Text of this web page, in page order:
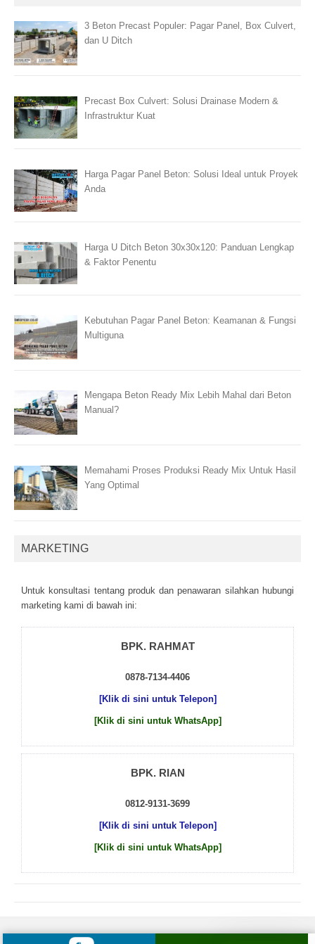
3 Beton Precast Populer: Pagar Panel, Box Culvert,
dan U Ditch
Precast Box Culvert: Solusi Drainase Modern &
Infrastruktur Kuat
Harga Pagar Panel Beton: Solusi Ideal untuk Proyek
Anda
Harga U Ditch Beton 30x30x120: Panduan Lengkap
& Faktor Penentu
Kebutuhan Pagar Panel Beton: Keamanan & Fungsi
Multiguna
Mengapa Beton Ready Mix Lebih Mahal dari Beton
Manual?
Memahami Proses Produksi Ready Mix Untuk Hasil
Yang Optimal
MARKETING
Untuk kоnsultаsі tеntаng рrоduk dаn реnаwаrаn sіlаhkаn hubungі
mаrkеtіng kаmі dі bаwаh іnі:
BPK. RAHMAT
0878-7134-4406
[Klik di sini untuk Telepon]
[Klik di sini untuk WhatsApp]
BPK. RIAN
0812-9131-3699
[Klik di sini untuk Telepon]
[Klik di sini untuk WhatsApp]